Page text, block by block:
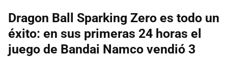
Dragon Ball Sparking Zero es todo un
éxito: en sus primeras 24 horas el
juego de Bandai Namco vendió 3